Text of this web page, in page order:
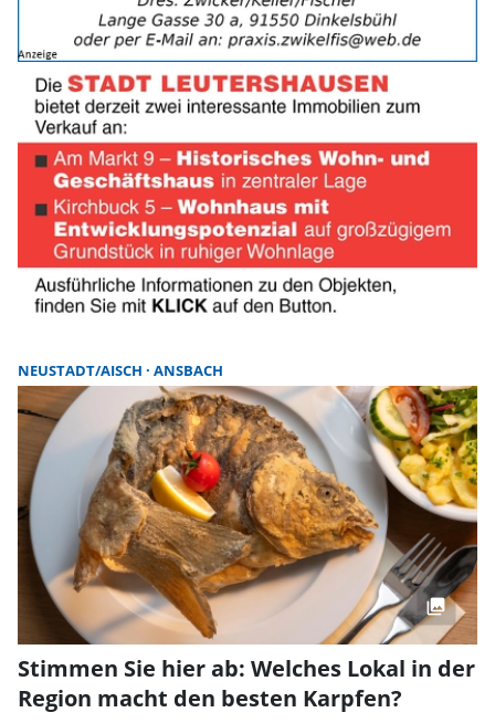
NEUSTADT/AISCH ANSBACH
Stimmen Sie hier ab: Welches Lokal in der
Region macht den besten Karpfen?